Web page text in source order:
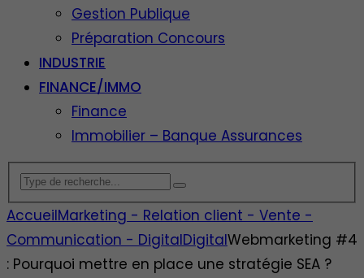
Gestion Publique
Préparation Concours
INDUSTRIE
FINANCE/IMMO
Finance
Immobilier – Banque Assurances
AccueilMarketing - Relation client - Vente -
Communication - DigitalDigitalWebmarketing #4
: Pourquoi mettre en place une stratégie SEA ?